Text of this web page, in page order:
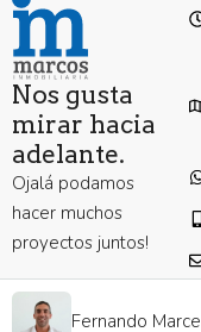
Fernando
Nos gusta
mirar hacia
adelante.
Ojalá podamos
hacer muchos
proyectos juntos!